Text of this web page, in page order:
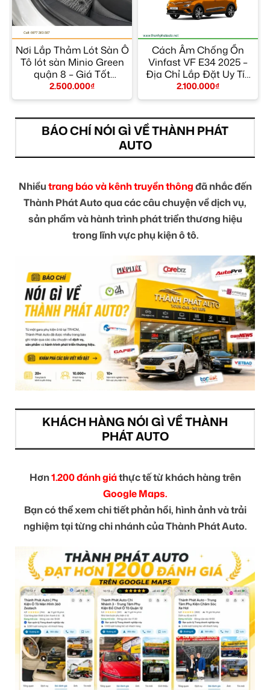
Nơi Lắp Thảm Lót Sàn Ô
Tô lót sàn Minio Green
quận 8 – Giá Tốt
TPHCM
2.500.000₫
Cách Âm Chống Ồn
Vinfast VF E34 2025 –
Địa Chỉ Lắp Đặt Uy Tín
TPHCM
2.100.000₫
BÁO CHÍ NÓI GÌ VỀ THÀNH PHÁT
AUTO
Nhiềutrang báo và kênh truyền thôngđã nhắc đến
Thành Phát Auto qua các câu chuyện về dịch vụ,
sản phẩm và hành trình phát triển thương hiệu
trong lĩnh vực phụ kiện ô tô.
KHÁCH HÀNG NÓI GÌ VỀ THÀNH
PHÁT AUTO
Hơn1.200 đánh giáthực tế từ khách hàng trên
Google Maps.
Bạn có thể xem chi tiết phản hồi, hình ảnh và trải
nghiệm tại từng chi nhánh của Thành Phát Auto.